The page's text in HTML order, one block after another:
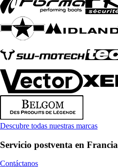
Descubre todas nuestras marcas
Servicio postventa en Francia
Contáctanos